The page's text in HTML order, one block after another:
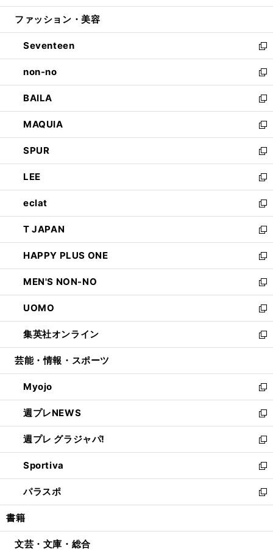
開
ウ
開
く
ン
ウ
で
開
く
ウ
ン
ド
ウ
で
開
く
ファッション・美容
Seventeen
新
し
い
ウ
ィ
ン
ド
ウ
で
開
く
non-no
新
し
い
ウ
ィ
ン
ド
ウ
で
開
く
BAILA
新
し
い
ウ
ィ
ン
ド
ウ
で
開
く
MAQUIA
新
し
い
ウ
ィ
ン
ド
ウ
で
開
く
SPUR
新
し
い
ウ
ィ
ン
ド
ウ
で
開
く
LEE
新
し
い
ウ
ィ
ン
ド
ウ
で
開
く
eclat
新
し
い
ウ
ィ
ン
ド
ウ
で
開
く
T JAPAN
新
し
い
ウ
ィ
ン
ド
ウ
で
開
HAPPY PLUS ONE
新
し
い
ウ
ィ
ン
ド
ウ
開
く
MEN'S NON-NO
新
し
い
ウ
ィ
ン
ウ
で
開
く
UOMO
新
し
い
ウ
ン
ド
ウ
で
開
く
集英社オンライン
新
し
ウ
ィ
ン
ド
ウ
で
開
く
芸能・情報・スポーツ
Myojo
新
し
い
ウ
ィ
ン
ド
ウ
で
開
週プレNEWS
新
し
い
ウ
ィ
ン
ド
ウ
開
週プレ グラジャパ!
新
し
い
ウ
ィ
ン
ウ
Sportiva
新
し
い
ウ
ン
パラスポ
新
し
ウ
書籍
文芸・文庫・総合